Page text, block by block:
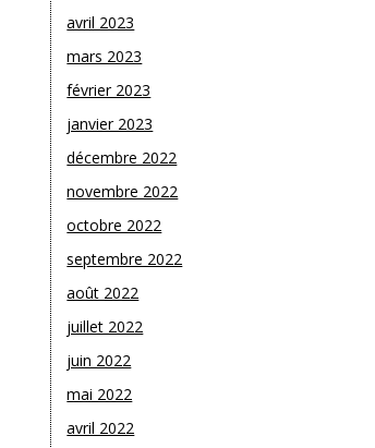
avril 2023
mars 2023
février 2023
janvier 2023
décembre 2022
novembre 2022
octobre 2022
septembre 2022
août 2022
juillet 2022
juin 2022
mai 2022
avril 2022